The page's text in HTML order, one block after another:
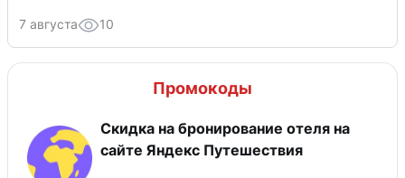
7 августа 10
Промокоды
Скидка на бронирование отеля на
сайте Яндекс Путешествия